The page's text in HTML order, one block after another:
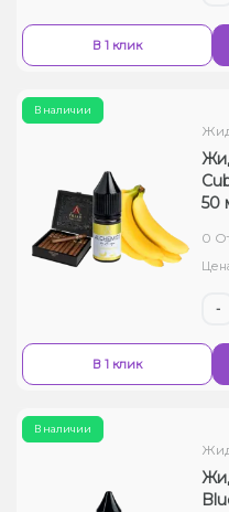
В 1 клик
В наличии
50
0
-
В 1 клик
В наличии